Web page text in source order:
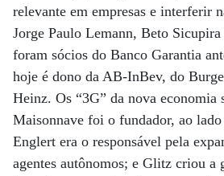
relevante em empresas e interferir
Jorge Paulo Lemann, Beto
foram sócios do Banco Garantia
hoje é dono da AB-InBev, do
Heinz. Os “3G” da nova economia
Maisonnave foi o fundador, ao
Englert era o responsável pela
agentes autônomos; e Glitz criou a